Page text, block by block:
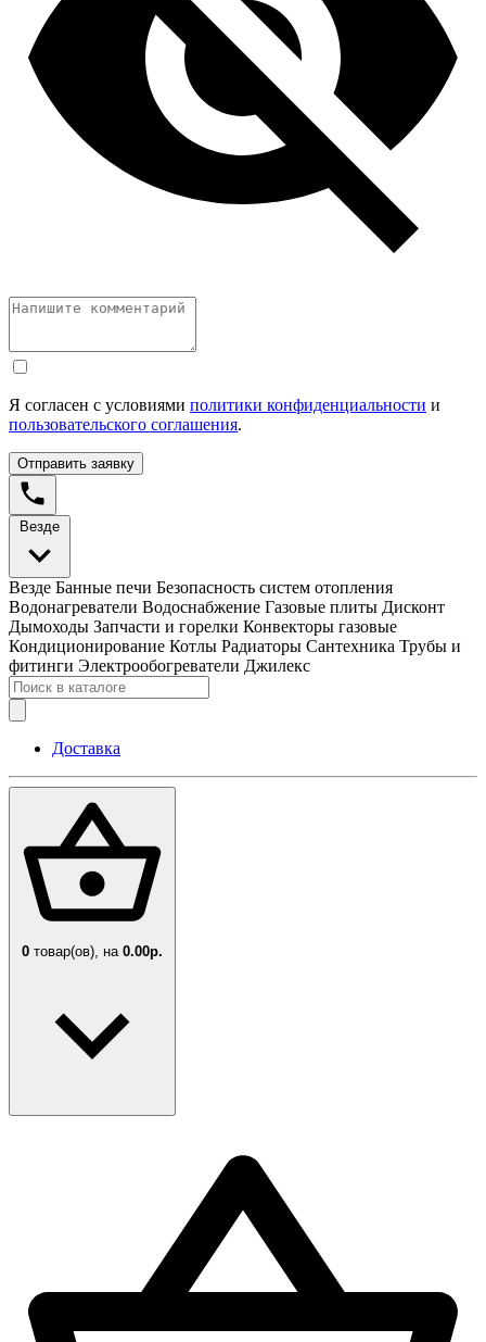
Я согласен с условиями политики конфиденциальности и
пользовательского соглашения.
Отправить заявку
Везде
Везде Банные печи Безопасность систем отопления
Водонагреватели Водоснабжение Газовые плиты Дисконт
Дымоходы Запчасти и горелки Конвекторы газовые
Кондиционирование Котлы Радиаторы Сантехника Трубы и
фитинги Электрообогреватели Джилекс
Доставка
0 товар(ов), на 0.00р.